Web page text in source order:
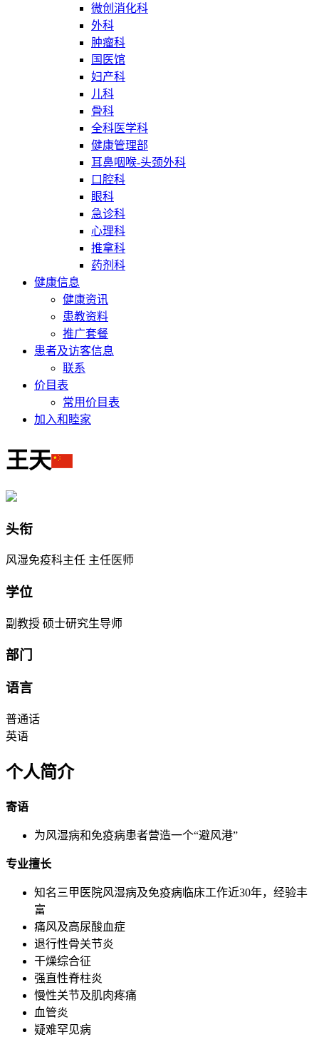
微创消化科
外科
肿瘤科
国医馆
妇产科
儿科
骨科
全科医学科
健康管理部
耳鼻咽喉-头颈外科
口腔科
眼科
急诊科
心理科
推拿科
药剂科
健康信息
健康资讯
患教资料
推广套餐
患者及访客信息
联系
价目表
常用价目表
加入和睦家
王天
头衔
风湿免疫科主任 主任医师
学位
副教授 硕士研究生导师
部门
语言
普通话
英语
个人简介
寄语
为风湿病和免疫病患者营造一个“避风港”
专业擅长
知名三甲医院风湿病及免疫病临床工作近30年，经验丰
富
痛风及高尿酸血症
退行性骨关节炎
干燥综合征
强直性脊柱炎
慢性关节及肌肉疼痛
血管炎
疑难罕见病